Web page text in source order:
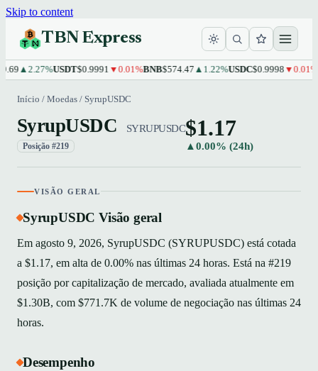
Skip to content
TBN Express
▲2.27%USDT$0.9991▼0.01%BNB$574.47▲1.22%USDC$0.9998▼0.01%
Início / Moedas / SyrupUSDC
SyrupUSDC SYRUPUSDC
Posição #219
$1.17
▲0.00% (24h)
VISÃO GERAL
SyrupUSDC Visão geral
Em agosto 9, 2026, SyrupUSDC (SYRUPUSDC) está cotada
a $1.17, em alta de 0.00% nas últimas 24 horas. Está na #219
posição por capitalização de mercado, avaliada atualmente em
$1.30B, com $771.7K de volume de negociação nas últimas 24
horas.
Desempenho